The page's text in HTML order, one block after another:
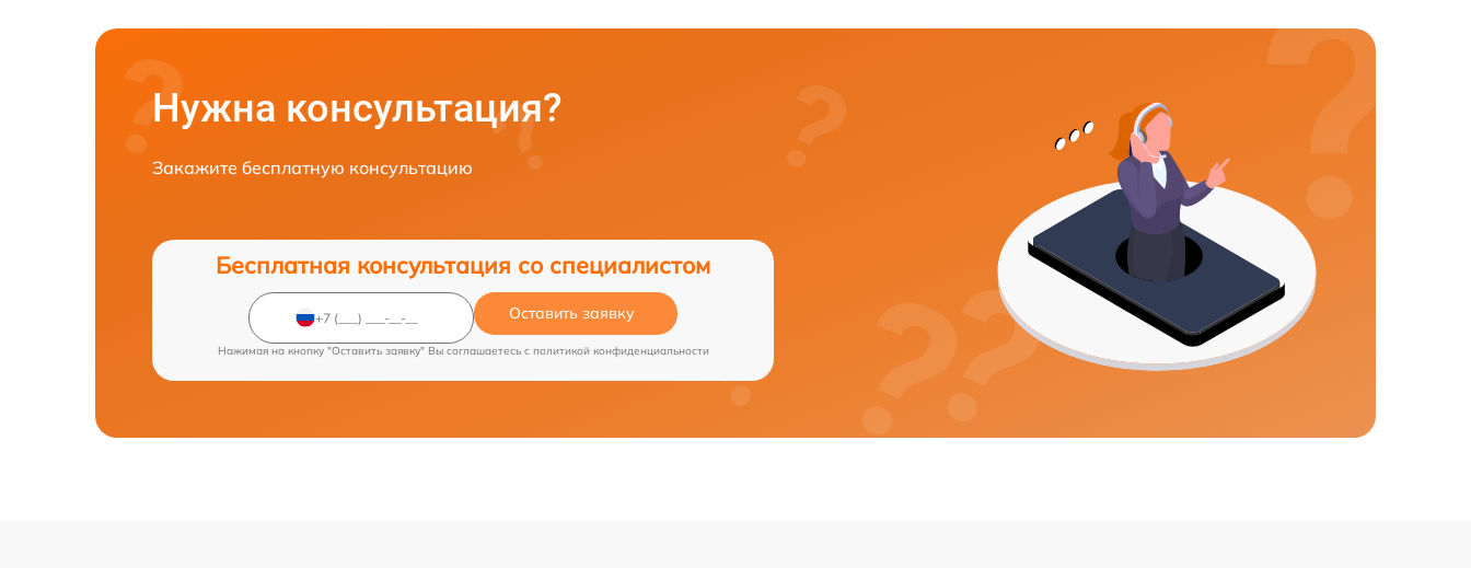
Нужна консультация?
Закажите бесплатную консультацию
Бесплатная консультация со специалистом
Оставить заявку
Нажимая на кнопку "Оставить заявку" Вы соглашаетесь c политикой конфиденциальности